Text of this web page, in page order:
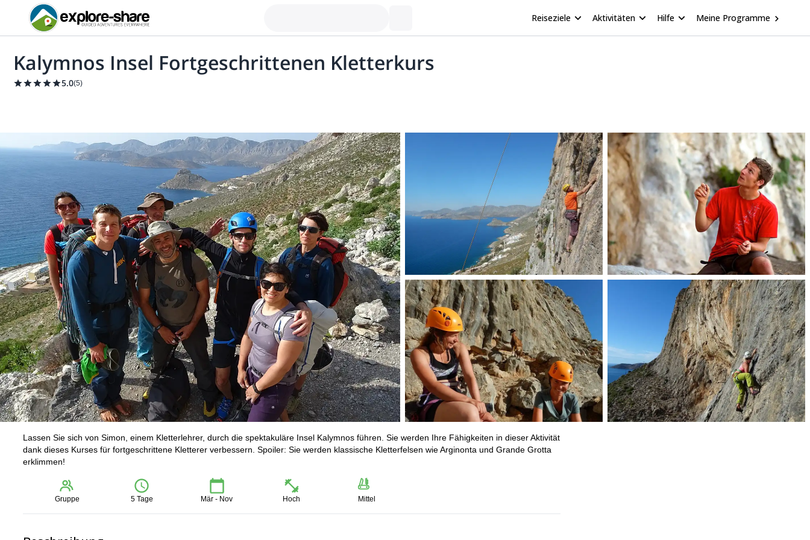
Reiseziele Aktivitäten Hilfe Meine Programme
Kalymnos Insel Fortgeschrittenen Kletterkurs
5.0(5)
Lassen Sie sich von Simon, einem Kletterlehrer, durch die spektakuläre Insel Kalymnos führen. Sie werden Ihre Fähigkeiten in dieser Aktivität
dank dieses Kurses für fortgeschrittene Kletterer verbessern. Spoiler: Sie werden klassische Kletterfelsen wie Arginonta und Grande Grotta
erklimmen!
Gruppe 5 Tage Mär - Nov Hoch Mittel